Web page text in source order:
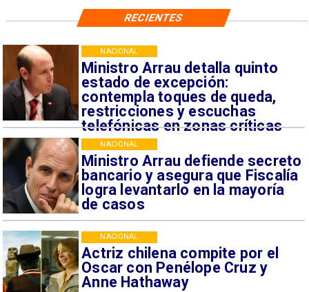
Ministro Arrau detalla quinto
estado de excepción:
contempla toques de queda,
restricciones y escuchas
telefónicas en zonas críticas
NACIONAL
Ministro Arrau defiende secreto
bancario y asegura que Fiscalía
logra levantarlo en la mayoría
de casos
NACIONAL
Actriz chilena compite por el
Oscar con Penélope Cruz y
Anne Hathaway
NACIONAL
RECIENTES